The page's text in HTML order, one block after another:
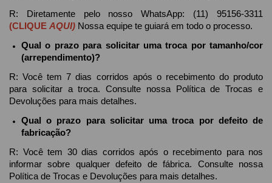
(CLI QUE AQUI) Nossa equipe te guiará em todo o processo.
Qual o prazo para solicitar uma troca por tamanho/cor
(arrependimento)?
R: Você tem 7 dias corridos após o recebimento do produto
para solicitar a troca. Consulte nossa Política de Trocas e
Devoluções para mais detalhes.
Qual o prazo para solicitar uma troca por defeito de
fabricação?
R: Você tem 30 dias corridos após o recebimento para nos
informar sobre qualquer defeito de fábrica. Consulte nossa
Política de Trocas e Devoluções para mais detalhes.